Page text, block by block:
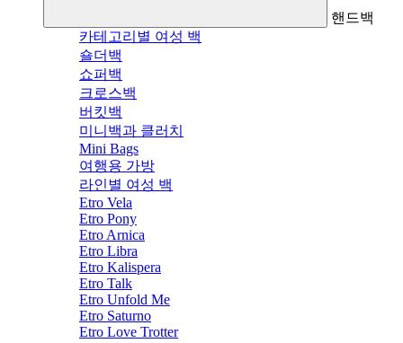
핸드백
카테고리별 여성 백
숄더백
쇼퍼백
크로스백
버킷백
미니백과 클러치
Mini Bags
여행용 가방
라인별 여성 백
Etro Vela
Etro Pony
Etro Arnica
Etro Libra
Etro Kalispera
Etro Talk
Etro Unfold Me
Etro Saturno
Etro Love Trotter